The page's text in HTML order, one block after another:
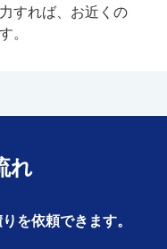
すれば、お近くの
。
れ
を依頼できます。